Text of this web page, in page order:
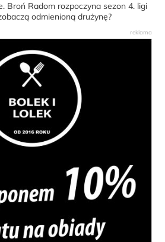
Broń Radom rozpoczyna sezon 4. ligi
odmienioną drużynę?